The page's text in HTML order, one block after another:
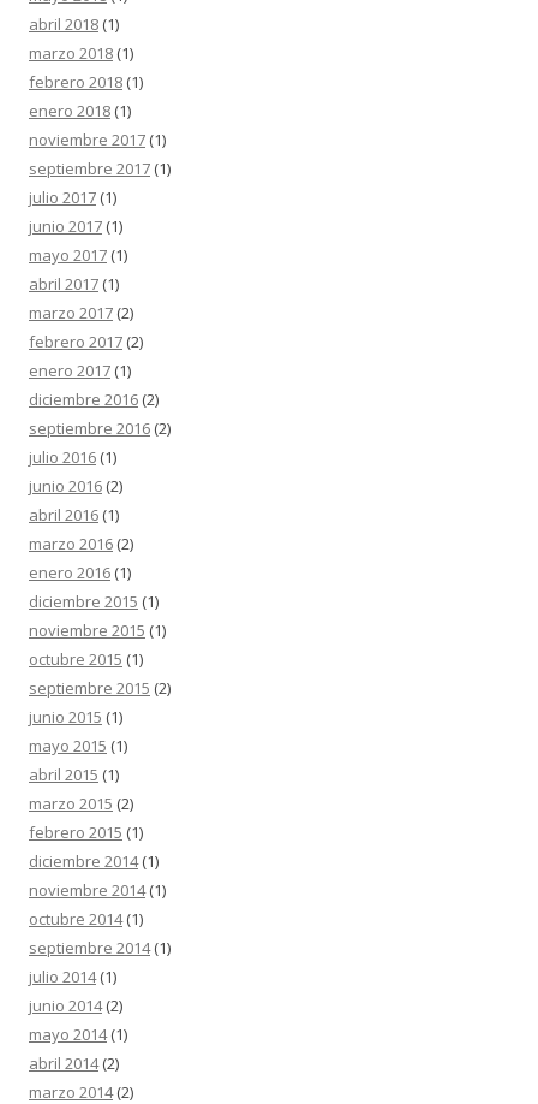
abril 2018 (1)
marzo 2018 (1)
febrero 2018 (1)
enero 2018 (1)
noviembre 2017 (1)
septiembre 2017 (1)
julio 2017 (1)
junio 2017 (1)
mayo 2017 (1)
abril 2017 (1)
marzo 2017 (2)
febrero 2017 (2)
enero 2017 (1)
diciembre 2016 (2)
septiembre 2016 (2)
julio 2016 (1)
junio 2016 (2)
abril 2016 (1)
marzo 2016 (2)
enero 2016 (1)
diciembre 2015 (1)
noviembre 2015 (1)
octubre 2015 (1)
septiembre 2015 (2)
junio 2015 (1)
mayo 2015 (1)
abril 2015 (1)
marzo 2015 (2)
febrero 2015 (1)
diciembre 2014(1)
noviembre 2014(1)
octubre 2014(1)
septiembre 2014(1)
julio 2014(1)
junio 2014(2)
mayo 2014(1)
abril 2014(2)
marzo 2014(2)